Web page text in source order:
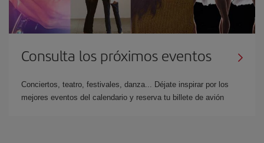
Consulta los próximos eventos
Conciertos, teatro, festivales, danza... Déjate inspirar por los
mejores eventos del calendario y reserva tu billete de avión